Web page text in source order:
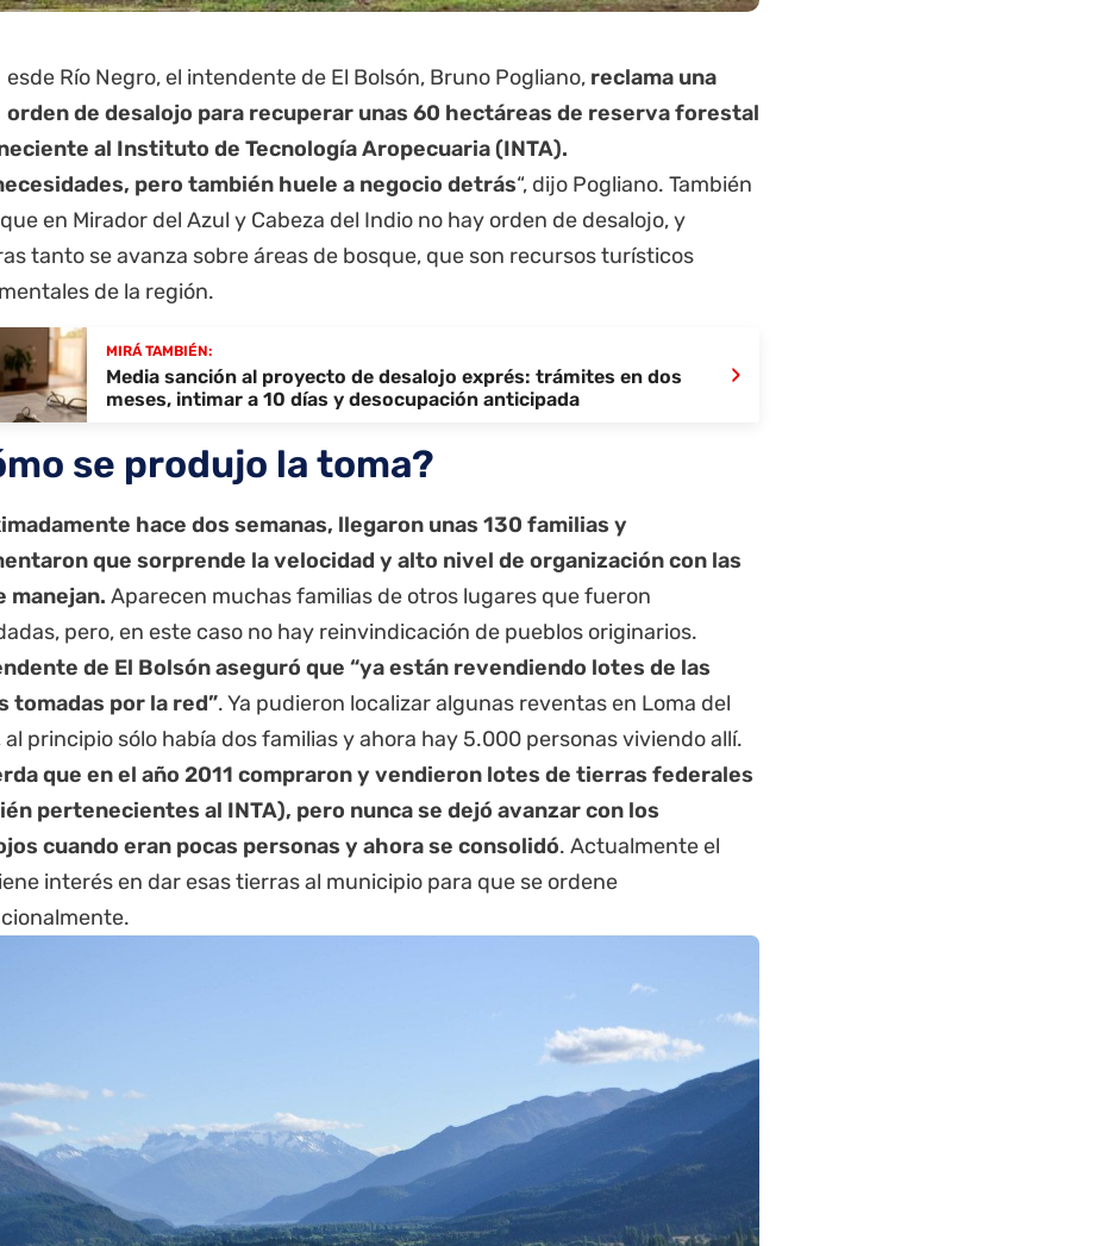
esde Río Negro, el intendente de El Bolsón, Bruno Pogliano, reclama una
orden de desalojo para recuperar unas 60 hectáreas de reserva forestal
al Instituto de Tecnología Aropecuaria (INTA).
pero también huele a negocio detrás“, dijo Pogliano. También
en Mirador del Azul y Cabeza del Indio no hay orden de desalojo, y
tanto se avanza sobre áreas de bosque, que son recursos turísticos
de la región.
MIRÁ TAMBIÉN:
Media sanción al proyecto de desalojo exprés: trámites en dos
meses, intimar a 10 días y desocupación anticipada
›
se produjo la toma?
hace dos semanas, llegaron unas 130 familias y
que sorprende la velocidad y alto nivel de organización con las
manejan. Aparecen muchas familias de otros lugares que fueron
pero, en este caso no hay reinvindicación de pueblos originarios.
de El Bolsón aseguró que “ya están revendiendo lotes de las
tomadas por la red”. Ya pudieron localizar algunas reventas en Loma del
al principio sólo había dos familias y ahora hay 5.000 personas viviendo allí.
que en el año 2011 compraron y vendieron lotes de tierras federales
pertenecientes al INTA), pero nunca se dejó avanzar con los
cuando eran pocas personas y ahora se consolidó. Actualmente el
interés en dar esas tierras al municipio para que se ordene